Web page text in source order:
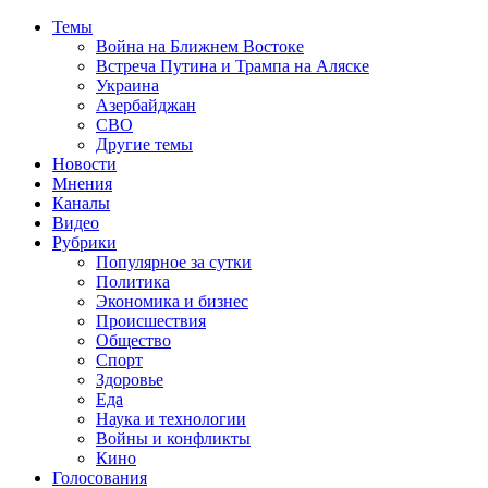
Темы
Война на Ближнем Востоке
Встреча Путина и Трампа на Аляске
Украина
Азербайджан
СВО
Другие темы
Новости
Мнения
Каналы
Видео
Рубрики
Популярное за сутки
Политика
Экономика и бизнес
Происшествия
Общество
Спорт
Здоровье
Еда
Наука и технологии
Войны и конфликты
Кино
Голосования